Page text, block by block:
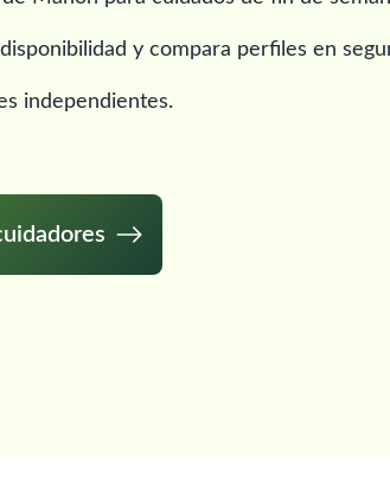
y compara perfiles en
independientes.